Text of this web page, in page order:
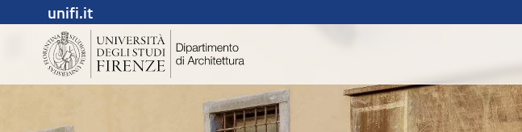
unifi.it